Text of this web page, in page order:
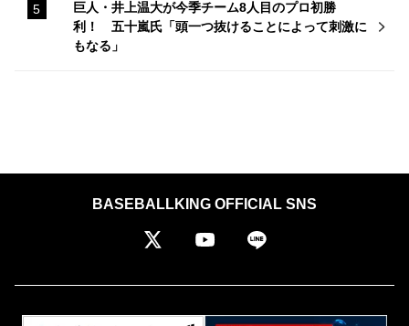
巨人・井上温大が今季チーム8人目のプロ初勝
利！ 五十嵐氏「頭一つ抜けることによって刺激に
もなる」
BASEBALLKING OFFICIAL SNS